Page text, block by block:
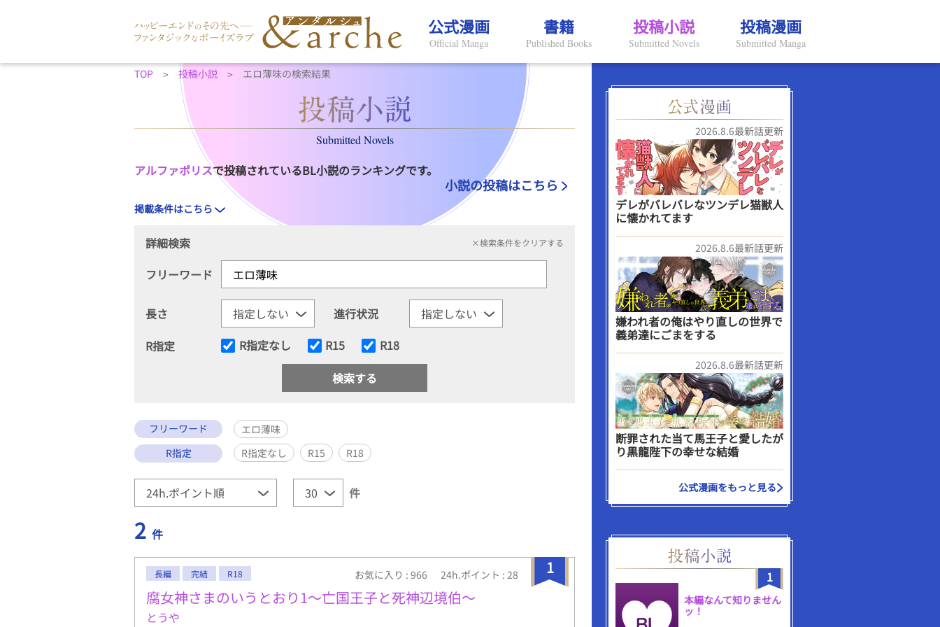
公式漫画
Official Manga
書籍
Published Books
投稿小説
Submitted Novels
投稿漫画
Submitted Manga
TOP 投稿小説 エロ薄味の検索結果
Submitted Novels
アルファポリスで投稿されているBL小説のランキングです。
小説の投稿はこちら
掲載条件はこちら
詳細検索 ×検索条件をクリアする
フリーワード
長さ
進行状況
R指定
R指定なし R15 R18
フリーワード
エロ薄味
R指定
R指定なし R15 R18
件
2 件
1
長編 完結 R18 お気に入り : 966 24h.ポイント : 28
腐女神さまのいうとおり1〜亡国王子と死神辺境伯〜
とうや
2026.8.6最新話更新
デレがバレバレなツンデレ猫獣人
に懐かれてます
2026.8.6最新話更新
嫌われ者の俺はやり直しの世界で
義弟達にごまをする
2026.8.6最新話更新
断罪された当て馬王子と愛したが
り黒龍陛下の幸せな結婚
公式漫画をもっと見る
1
本編なんて知りません
ッ！